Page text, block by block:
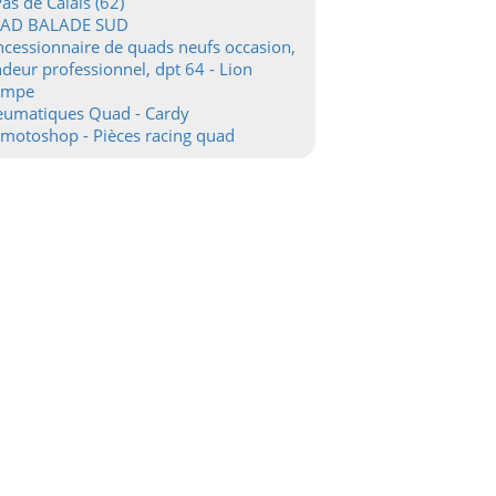
BALADE SUD
de quads neufs occasion,
professionnel, dpt 64 - Lion
Quad - Cardy
- Pièces racing quad